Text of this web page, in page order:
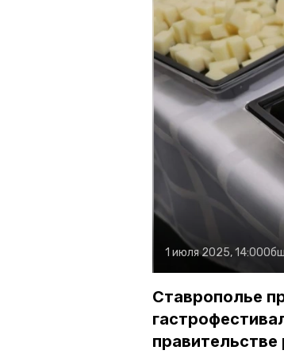
1 июля 2025, 14:00
Ставрополье
правительстве